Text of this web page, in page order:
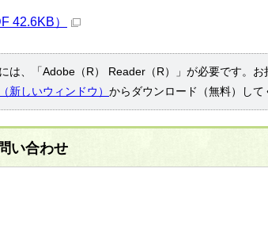
42.6KB）
は、「Adobe（R） Reader（R）」が必要です。お
新しいウィンドウ） からダウンロード（無料）して
い合わせ